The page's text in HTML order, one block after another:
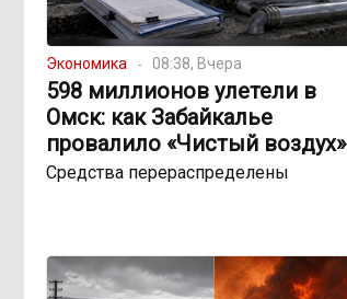
Экономика 08:38, Вчера
598 миллионов улетели в
Омск: как Забайкалье
провалило «Чистый воздух»
Средства перераспределены